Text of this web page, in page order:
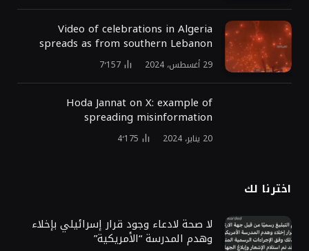
Video of celebrations in Algeria
spreads as from southern Lebanon
29 أغسطس، 2024 7٬157
Hoda Jannat on X: example of
spreading misinformation
20 يناير، 2024 4٬175
اخترنا لك
لا صحة لادعاء وجود قرار إسرائيلي بإخلاء
وهدم المدرسة “الأمريكية”